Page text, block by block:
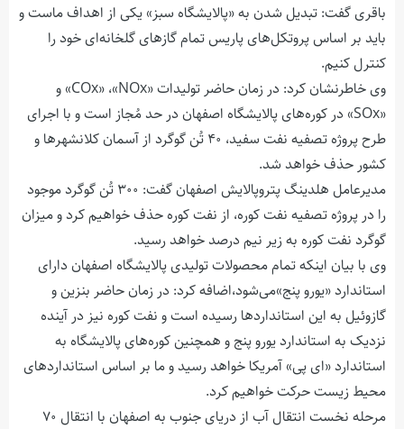
باقری گفت: تبدیل شدن به «پالایشگاه سبز» یکی از اهداف ماست و
باید بر اساس پروتکل‌های پاریس تمام گازهای گلخانه‌ای خود را
کنترل کنیم.
وی خاطرنشان کرد: در زمان حاضر تولیدات «COx» ،«NOx» و
«SOx» در کوره‌های پالایشگاه اصفهان در حد مُجاز است و با اجرای
طرح پروژه تصفیه نفت سفید، ۴۰ تُن گوگرد از آسمان کلانشهرها و
کشور حذف خواهد شد.
مدیرعامل هلدینگ پتروپالایش اصفهان گفت: ۳۰۰ تُن گوگرد موجود
را در پروژه تصفیه نفت کوره، از نفت کوره حذف خواهیم کرد و میزان
گوگرد نفت کوره به زیر نیم درصد خواهد رسید.
وی با بیان اینکه تمام محصولات تولیدی پالایشگاه اصفهان دارای
استاندارد «یورو پنج»می‌شود،اضافه کرد: در زمان حاضر بنزین و
گازوئیل به این استانداردها رسیده است و نفت کوره نیز در آینده
نزدیک به استاندارد یورو پنج و همچنین کوره‌های پالایشگاه به
استاندارد «ای پی» آمریکا خواهد رسید و ما بر اساس استانداردهای
محیط زیست حرکت خواهیم کرد.
مرحله نخست انتقال آب از دریای جنوب به اصفهان با انتقال ۷۰